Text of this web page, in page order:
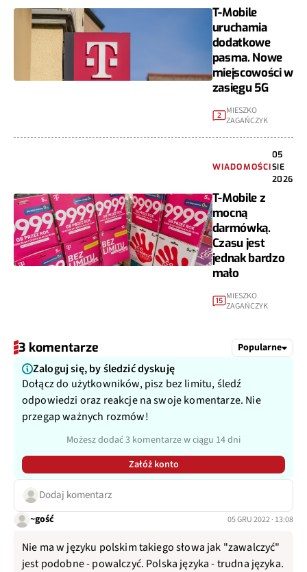
T-Mobile
uruchamia
dodatkowe
pasma. Nowe
miejscowości w
zasięgu 5G
2 MIESZKO
ZAGAŃCZYK
WIADOMOŚCI
05
SIE
2026
T-Mobile z
mocną
darmówką.
Czasu jest
jednak bardzo
mało
15 MIESZKO
ZAGAŃCZYK
3 komentarze Popularne
Zaloguj się, by śledzić dyskuję
Dołącz do użytkowników, pisz bez limitu, śledź
odpowiedzi oraz reakcje na swoje komentarze. Nie
przegap ważnych rozmów!
Możesz dodać 3 komentarze w ciągu 14 dni
Załóż konto
Dodaj komentarz
~gość 05 GRU 2022 · 13:08
Nie ma w języku polskim takiego słowa jak "zawalczyć"
jest podobne - powalczyć. Polska języka - trudna języka.